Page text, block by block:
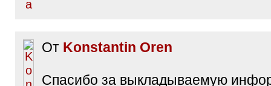
От Konstantin Oren
Спасибо за выкладываемую